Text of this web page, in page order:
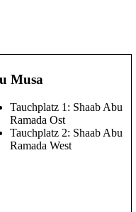
Musa
Tauchplatz 1: Shaab Abu
Ramada Ost
Tauchplatz 2: Shaab Abu
Ramada West